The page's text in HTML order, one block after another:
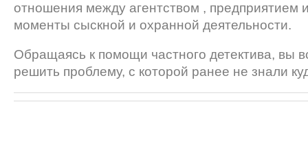
отношения между агентством , предприятием
моменты сыскной и охранной деятельности.
Обращаясь к помощи частного детектива, вы
решить проблему, с которой ранее не знали